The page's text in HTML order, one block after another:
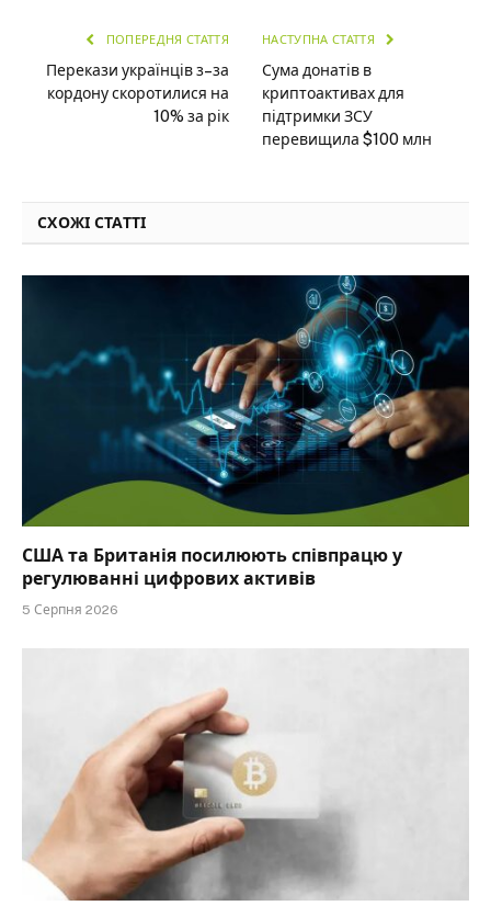
ПОПЕРЕДНЯ СТАТТЯ
Перекази українців з–за
кордону скоротилися на
10% за рік
НАСТУПНА СТАТТЯ
Сума донатів в
криптоактивах для
підтримки ЗСУ
перевищила $100 млн
СХОЖІ СТАТТІ
США та Британія посилюють співпрацю у
регулюванні цифрових активів
5 Серпня 2026